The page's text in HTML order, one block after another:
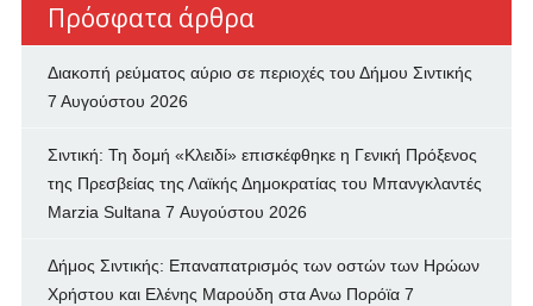
Πρόσφατα άρθρα
Διακοπή ρεύματος αύριο σε περιοχές του Δήμου Σιντικής
7 Αυγούστου 2026
Σιντική: Τη δομή «Κλειδί» επισκέφθηκε η Γενική Πρόξενος
της Πρεσβείας της Λαϊκής Δημοκρατίας του Μπανγκλαντές
Marzia Sultana 7 Αυγούστου 2026
Δήμος Σιντικής: Επαναπατρισμός των oστών των Ηρώων
Χρήστου και Ελένης Μαρούδη στα Ανω Πορόϊα 7